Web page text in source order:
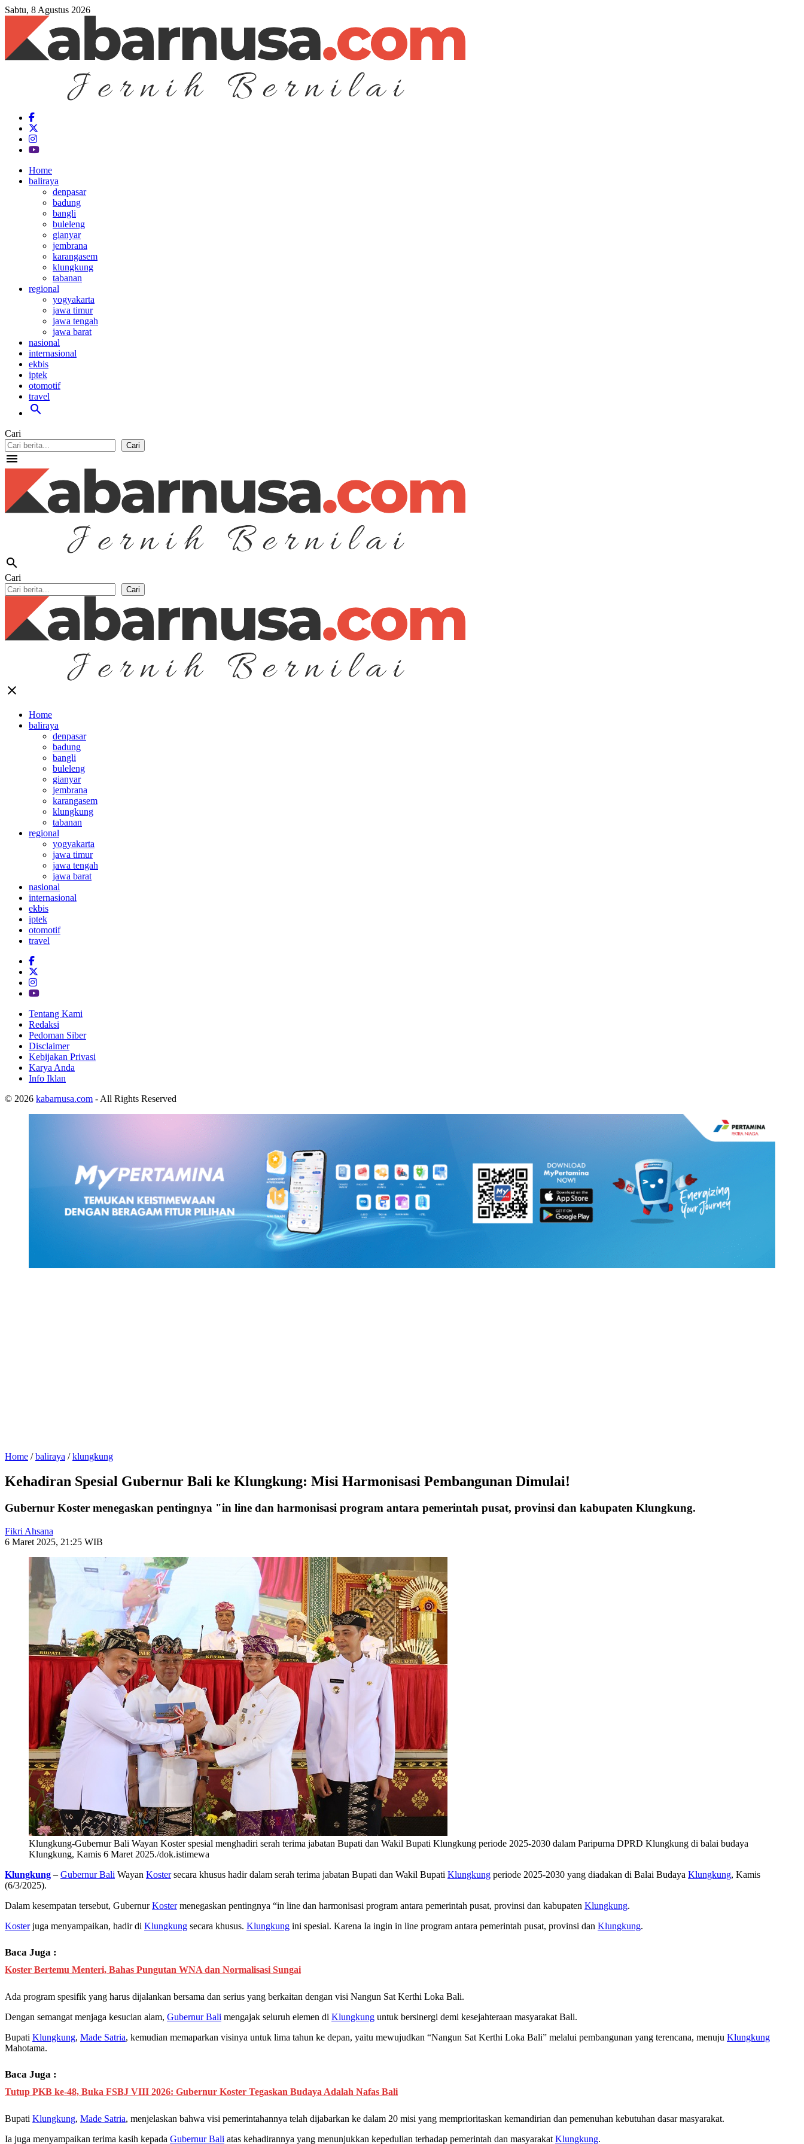
Sabtu, 8 Agustus 2026
Home
baliraya
denpasar
badung
bangli
buleleng
gianyar
jembrana
karangasem
klungkung
tabanan
regional
yogyakarta
jawa timur
jawa tengah
jawa barat
nasional
internasional
ekbis
iptek
otomotif
travel
search
Cari
Cari
menu
search
Cari
Cari
close
Home
baliraya
denpasar
badung
bangli
buleleng
gianyar
jembrana
karangasem
klungkung
tabanan
regional
yogyakarta
jawa timur
jawa tengah
jawa barat
nasional
internasional
ekbis
iptek
otomotif
travel
Tentang Kami
Redaksi
Pedoman Siber
Disclaimer
Kebijakan Privasi
Karya Anda
Info Iklan
© 2026 kabarnusa.com - All Rights Reserved
Home /baliraya /klungkung
Kehadiran Spesial Gubernur Bali ke Klungkung: Misi Harmonisasi Pembangunan Dimulai!
Gubernur Koster menegaskan pentingnya "in line dan harmonisasi program antara pemerintah pusat, provinsi dan kabupaten Klungkung.
Fikri Ahsana
6 Maret 2025, 21:25 WIB
Klungkung-Gubernur Bali Wayan Koster spesial menghadiri serah terima jabatan Bupati dan Wakil Bupati Klungkung periode 2025-2030 dalam Paripurna DPRD Klungkung di balai budaya
Klungkung, Kamis 6 Maret 2025./dok.istimewa
Klungkung – Gubernur Bali Wayan Kostersecara khusus hadir dalam serah terima jabatan Bupati dan Wakil Bupati Klungkung periode 2025-2030 yang diadakan di Balai Budaya Klungkung, Kamis
(6/3/2025).
Dalam kesempatan tersebut, GubernurKostermenegaskan pentingnya “in line dan harmonisasi program antara pemerintah pusat, provinsi dan kabupaten Klungkung.
Kosterjuga menyampaikan, hadir di Klungkung secara khusus. Klungkung ini spesial. Karena Ia ingin in line program antara pemerintah pusat, provinsi dan Klungkung.
Baca Juga :
Koster Bertemu Menteri, Bahas Pungutan WNA dan Normalisasi Sungai
Ada program spesifik yang harus dijalankan bersama dan serius yang berkaitan dengan visi Nangun Sat Kerthi Loka Bali.
Dengan semangat menjaga kesucian alam, Gubernur Bali mengajak seluruh elemen di Klungkung untuk bersinergi demi kesejahteraan masyarakat Bali.
Bupati Klungkung, Made Satria, kemudian memaparkan visinya untuk lima tahun ke depan, yaitu mewujudkan “Nangun Sat Kerthi Loka Bali” melalui pembangunan yang terencana, menuju Klungkung
Mahotama.
Baca Juga :
Tutup PKB ke-48, Buka FSBJ VIII 2026: Gubernur Koster Tegaskan Budaya Adalah Nafas Bali
Bupati Klungkung, Made Satria, menjelaskan bahwa visi pemerintahannya telah dijabarkan ke dalam 20 misi yang memprioritaskan kemandirian dan pemenuhan kebutuhan dasar masyarakat.
Ia juga menyampaikan terima kasih kepada Gubernur Bali atas kehadirannya yang menunjukkan kepedulian terhadap pemerintah dan masyarakat Klungkung.